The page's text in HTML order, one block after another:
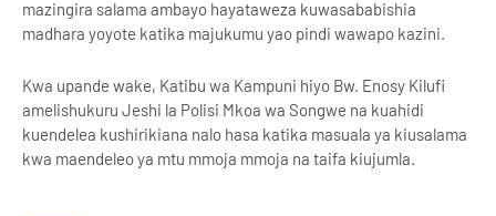
mazingira salama ambayo hayataweza kuwasababishia
madhara yoyote katika majukumu yao pindi wawapo kazini.
Kwa upande wake, Katibu wa Kampuni hiyo Bw. Enosy Kilufi
amelishukuru Jeshi la Polisi Mkoa wa Songwe na kuahidi
kuendelea kushirikiana nalo hasa katika masuala ya kiusalama
kwa maendeleo ya mtu mmoja mmoja na taifa kiujumla.